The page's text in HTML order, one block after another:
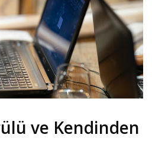
ve Kendinden